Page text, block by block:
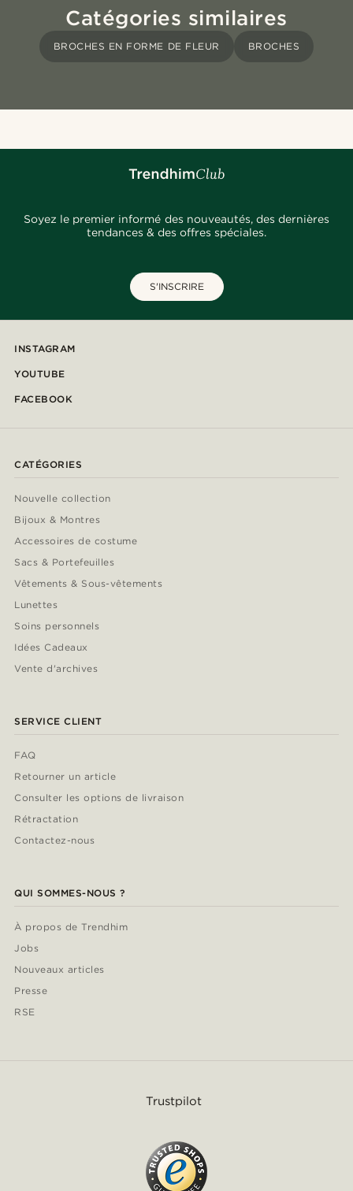
Catégories similaires
BROCHES EN FORME DE FLEUR BROCHES
Soyez le premier informé des nouveautés, des dernières
tendances & des offres spéciales.
S'INSCRIRE
INSTAGRAM
YOUTUBE
FACEBOOK
CATÉGORIES
Nouvelle collection
Bijoux & Montres
Accessoires de costume
Sacs & Portefeuilles
Vêtements & Sous-vêtements
Lunettes
Soins personnels
Idées Cadeaux
Vente d'archives
SERVICE CLIENT
FAQ
Retourner un article
Consulter les options de livraison
Rétractation
Contactez-nous
QUI SOMMES-NOUS ?
À propos de Trendhim
Jobs
Nouveaux articles
Presse
RSE
Trustpilot